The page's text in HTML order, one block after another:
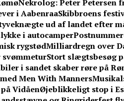
Nekrolog: Peter Petersen
i AabenraaSkibbroens
ud af landet efter
i autocamper
rygstødMilliardregn over
svømmeturStort slægtsbesøg
i sandet skaber røre på
Men With Manners
VidåenØjeblikkeligt stop i